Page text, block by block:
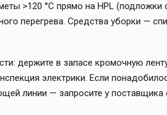
>120 °C прямо на HPL
перегрева. Средства уборки —
держите в запасе кромочную
электрики. Если
линии — запросите у